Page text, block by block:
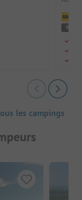
9
les campings